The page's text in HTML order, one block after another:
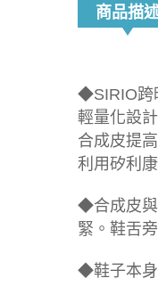
商品描
◆SIRIO跨
輕量化設
合成皮提
利用矽利
◆合成皮與
緊。鞋舌
◆鞋子本身